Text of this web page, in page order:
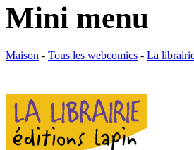
Mini menu
Maison - Tous les webcomics - La